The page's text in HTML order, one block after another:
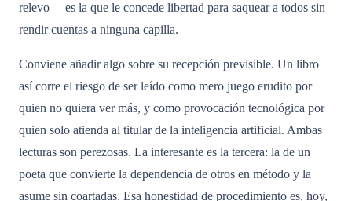
relevo— es la que le concede libertad para saquear a todos sin
rendir cuentas a ninguna capilla.
Conviene añadir algo sobre su recepción previsible. Un libro
así corre el riesgo de ser leído como mero juego erudito por
quien no quiera ver más, y como provocación tecnológica por
quien solo atienda al titular de la inteligencia artificial. Ambas
lecturas son perezosas. La interesante es la tercera: la de un
poeta que convierte la dependencia de otros en método y la
asume sin coartadas. Esa honestidad de procedimiento es, hoy,